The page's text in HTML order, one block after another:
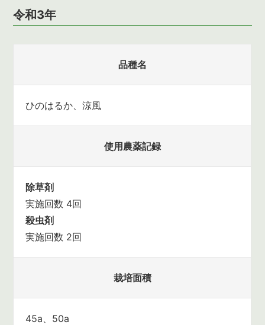
令和3年
品種名
ひのはるか、涼風
使用農薬記録
除草剤
実施回数 4回
殺虫剤
実施回数 2回
栽培面積
45a、50a